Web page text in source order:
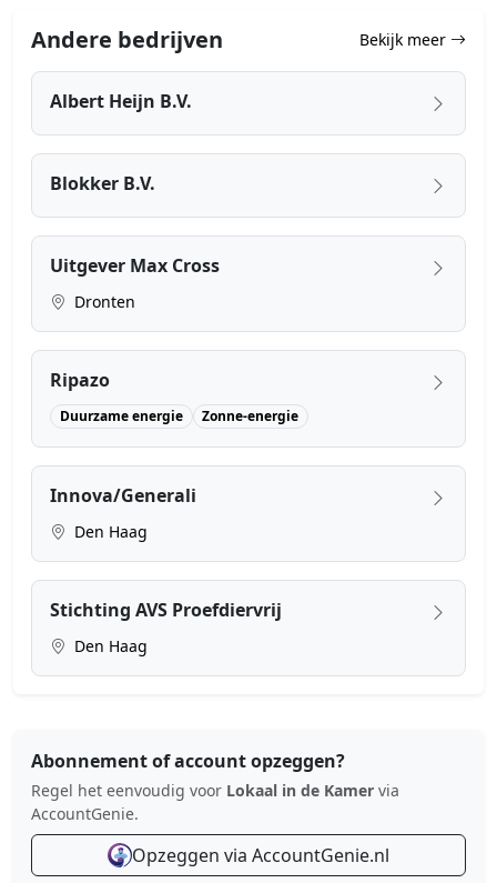
Andere bedrijven Bekijk meer
Albert Heijn B.V.
Blokker B.V.
Uitgever Max Cross
Dronten
Ripazo
Duurzame energie Zonne-energie
Innova/Generali
Den Haag
Stichting AVS Proefdiervrij
Den Haag
Abonnement of account opzeggen?
Regel het eenvoudig voor Lokaal in de Kamer via
AccountGenie.
Opzeggen via AccountGenie.nl